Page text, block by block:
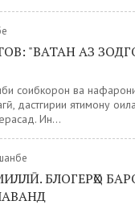
"ВАТАН АЗ
соҳибкорон ва
дастгирии ятимону
Ин...
БЛОГЕРҲО